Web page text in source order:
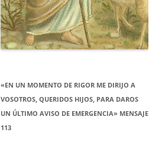
«EN UN MOMENTO DE RIGOR ME DIRIJO A
VOSOTROS, QUERIDOS HIJOS, PARA DAROS
UN ÚLTIMO AVISO DE EMERGENCIA» MENSAJE
113